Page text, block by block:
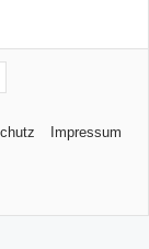
Impressum